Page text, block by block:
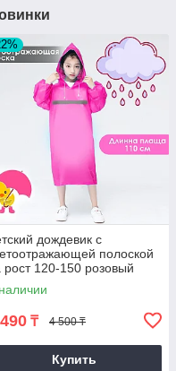
дождевик с
полоской
рост 120-150 розовый
₸ 4 500 ₸
Купить